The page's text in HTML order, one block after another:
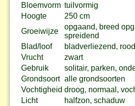
Bloemvorm tuilvormig
Hoogte
250 cm
Groeiwijze
opgaand, breed
spreidend
Blad/loof
bladverliezend,
Vrucht
zwart
Gebruik
solitair, parken,
Grondsoort alle grondsoorten
Vochtigheid droog, normaal,
Licht
halfzon, schaduw